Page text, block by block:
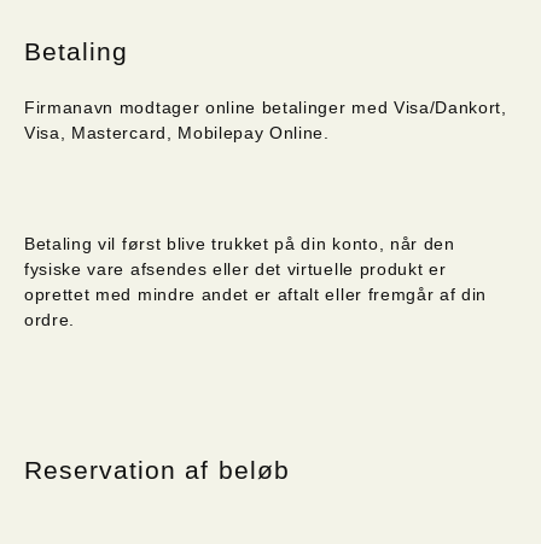
Betaling
Firmanavn modtager online betalinger med Visa/Dankort,
Visa, Mastercard, Mobilepay Online.
Betaling vil først blive trukket på din konto, når den
fysiske vare afsendes eller det virtuelle produkt er
oprettet med mindre andet er aftalt eller fremgår af din
ordre.
Reservation af beløb